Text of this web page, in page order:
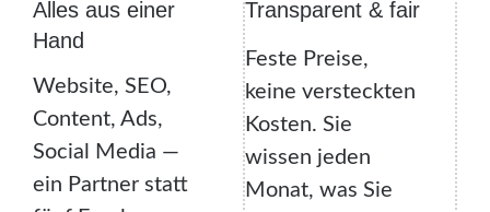
Alles aus einer
Hand
Website, SEO,
Content, Ads,
Social Media —
ein Partner statt
Transparent & fair
Feste Preise,
keine versteckten
Kosten. Sie
wissen jeden
Monat, was Sie